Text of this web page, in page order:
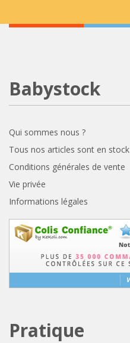
Babystock
Qui sommes nous ?
Tous nos articles sont en stock
Conditions générales de vente
Vie privée
Informations légales
Pratique